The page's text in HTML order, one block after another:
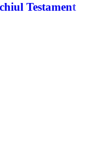
Testament